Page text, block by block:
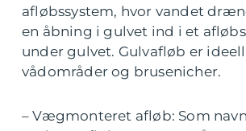
afløbssystem, hvor vandet
en åbning i gulvet ind i et
under gulvet. Gulvafløb er
vådområder og brusenicher.
– Vægmonteret afløb: Som